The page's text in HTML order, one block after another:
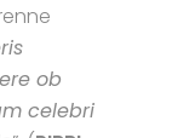
ob
celebri